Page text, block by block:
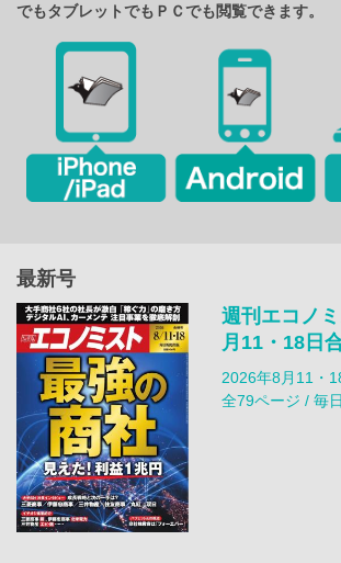
でもタブレットでもＰＣでも閲覧できます。
最新号
週刊エコノ
月11・18日
2026年8月11・
全79ページ / 毎